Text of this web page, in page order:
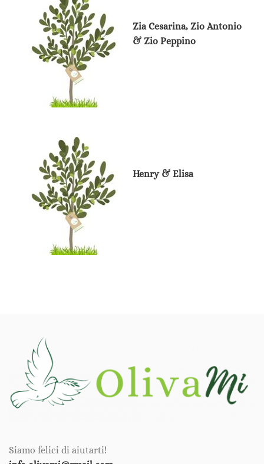
Zia Cesarina, Zio Antonio
& Zio Peppino
Henry & Elisa
Siamo felici di aiutarti!